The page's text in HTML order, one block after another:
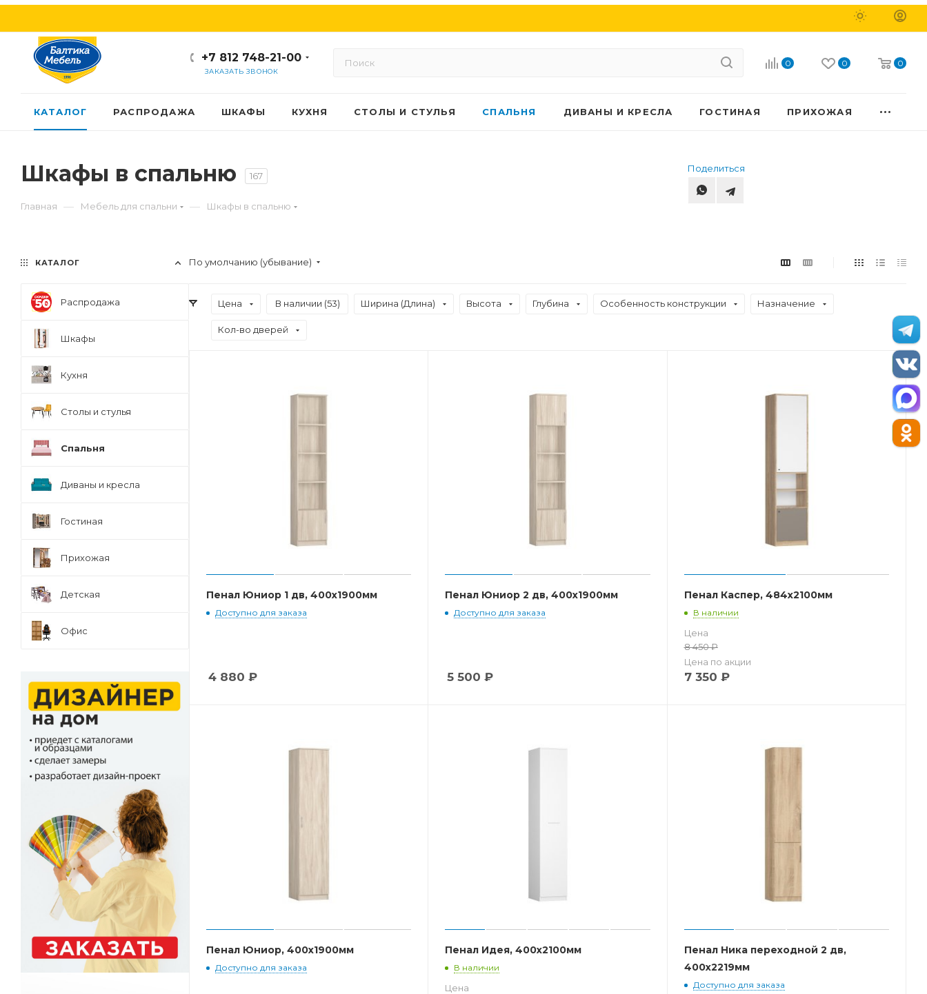
+7 812 748-21-00
ЗАКАЗАТЬ ЗВОНОК
0 0 0
КАТАЛОГ РАСПРОДАЖА ШКАФЫ КУХНЯ СТОЛЫ И СТУЛЬЯ СПАЛЬНЯ ДИВАНЫ И КРЕСЛА ГОСТИНАЯ ПРИХОЖАЯ
Поделиться
Шкафы в спальню 167
Главная — Мебель для спальни — Шкафы в спальню
По умолчанию (убывание)
Цена В наличии (53) Ширина (Длина) Высота Глубина Особенность конструкции Назначение
Кол-во дверей
Пенал Юниор 1 дв, 400x1900мм
Доступно для заказа
4 880 ₽
Пенал Юниор 2 дв, 400x1900мм
Доступно для заказа
5 500 ₽
Пенал Каспер, 484x2100мм
В наличии
Цена
8 450₽
Цена по акции
7 350 ₽
Пенал Юниор, 400x1900мм
Доступно для заказа
Пенал Идея, 400x2100мм
В наличии
Цена
Пенал Ника переходной 2 дв,
400x2219мм
Доступно для заказа
КАТАЛОГ
Распродажа
Шкафы
Кухня
Столы и стулья
Спальня
Диваны и кресла
Гостиная
Прихожая
Детская
Офис